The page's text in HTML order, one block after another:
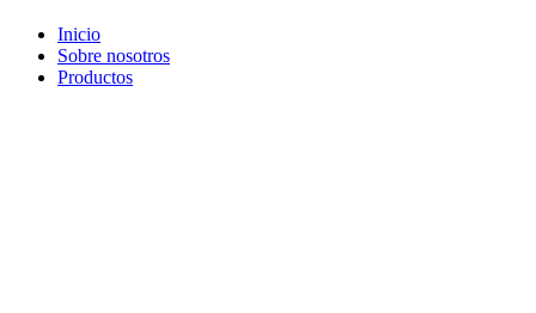
Inicio
Sobre nosotros
Productos